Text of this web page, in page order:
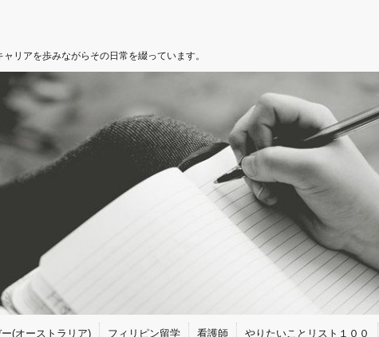
リアを歩みながらその日常を綴っています。
(オーストラリア) フィリピン留学 看護師 やりたいことリスト１００